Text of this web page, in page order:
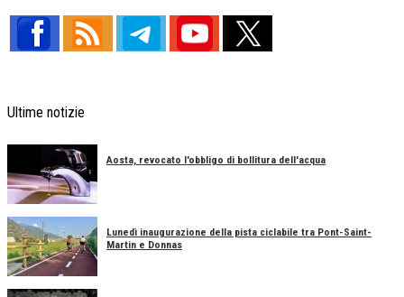
Ultime notizie
Aosta, revocato l'obbligo di bollitura dell'acqua
Lunedì inaugurazione della pista ciclabile tra Pont-Saint-
Martin e Donnas